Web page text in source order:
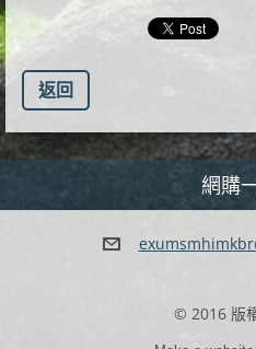
返回
網購
exumsmhi
© 2016 版